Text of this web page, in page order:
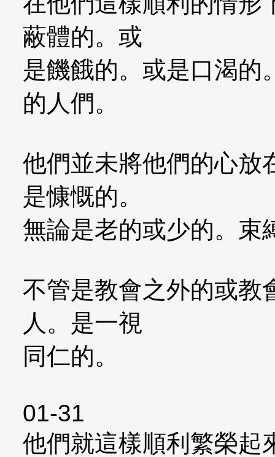
蔽體的。或
是饑餓的。或是口渴的
的人們。
他們並未將他們的心放
是慷慨的。
無論是老的或少的。束
不管是教會之外的或教
人。是一視
同仁的。
01-31
他們就這樣順利繁榮起